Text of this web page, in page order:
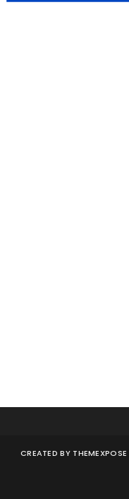
CREATED BY THEMEXPOSE